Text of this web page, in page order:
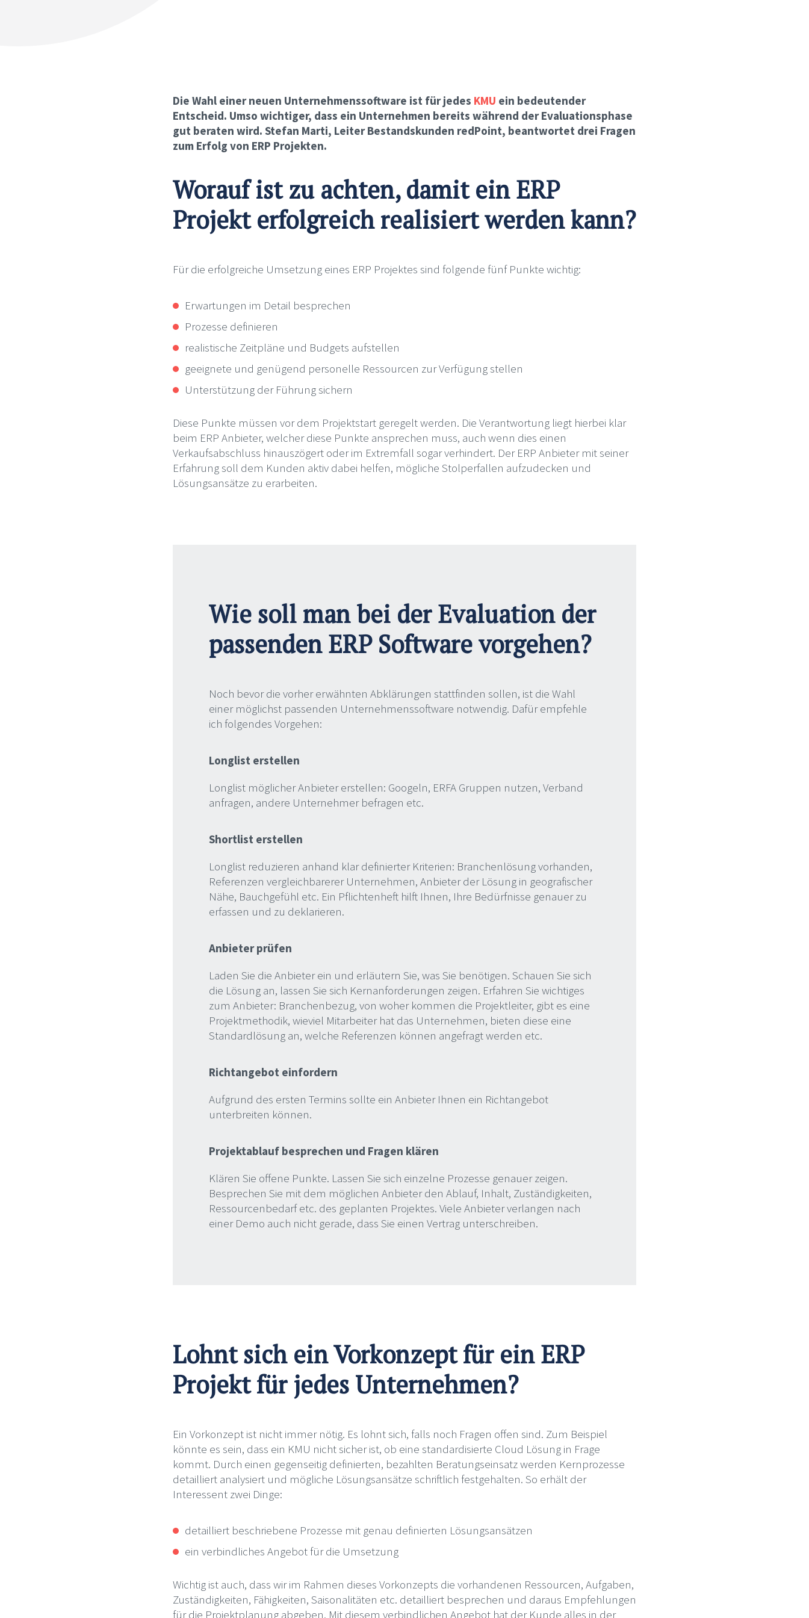
Die Wahl einer neuen Unternehmenssoftware ist für jedes KMU ein bedeutender
Entscheid. Umso wichtiger, dass ein Unternehmen bereits während der Evaluationsphase
gut beraten wird. Stefan Marti, Leiter Bestandskunden redPoint, beantwortet drei Fragen
zum Erfolg von ERP Projekten.
Worauf ist zu achten, damit ein ERP
Projekt erfolgreich realisiert werden kann?
Für die erfolgreiche Umsetzung eines ERP Projektes sind folgende fünf Punkte wichtig:
Erwartungen im Detail besprechen
Prozesse definieren
realistische Zeitpläne und Budgets aufstellen
geeignete und genügend personelle Ressourcen zur Verfügung stellen
Unterstützung der Führung sichern
Diese Punkte müssen vor dem Projektstart geregelt werden. Die Verantwortung liegt hierbei klar
beim ERP Anbieter, welcher diese Punkte ansprechen muss, auch wenn dies einen
Verkaufsabschluss hinauszögert oder im Extremfall sogar verhindert. Der ERP Anbieter mit seiner
Erfahrung soll dem Kunden aktiv dabei helfen, mögliche Stolperfallen aufzudecken und
Lösungsansätze zu erarbeiten.
Wie soll man bei der Evaluation der
passenden ERP Software vorgehen?
Noch bevor die vorher erwähnten Abklärungen stattfinden sollen, ist die Wahl
einer möglichst passenden Unternehmenssoftware notwendig. Dafür empfehle
ich folgendes Vorgehen:
Longlist erstellen
Longlist möglicher Anbieter erstellen: Googeln, ERFA Gruppen nutzen, Verband
anfragen, andere Unternehmer befragen etc.
Shortlist erstellen
Longlist reduzieren anhand klar definierter Kriterien: Branchenlösung vorhanden,
Referenzen vergleichbarerer Unternehmen, Anbieter der Lösung in geografischer
Nähe, Bauchgefühl etc. Ein Pflichtenheft hilft Ihnen, Ihre Bedürfnisse genauer zu
erfassen und zu deklarieren.
Anbieter prüfen
Laden Sie die Anbieter ein und erläutern Sie, was Sie benötigen. Schauen Sie sich
die Lösung an, lassen Sie sich Kernanforderungen zeigen. Erfahren Sie wichtiges
zum Anbieter: Branchenbezug, von woher kommen die Projektleiter, gibt es eine
Projektmethodik, wieviel Mitarbeiter hat das Unternehmen, bieten diese eine
Standardlösung an, welche Referenzen können angefragt werden etc.
Richtangebot einfordern
Aufgrund des ersten Termins sollte ein Anbieter Ihnen ein Richtangebot
unterbreiten können.
Projektablauf besprechen und Fragen klären
Klären Sie offene Punkte. Lassen Sie sich einzelne Prozesse genauer zeigen.
Besprechen Sie mit dem möglichen Anbieter den Ablauf, Inhalt, Zuständigkeiten,
Ressourcenbedarf etc. des geplanten Projektes. Viele Anbieter verlangen nach
einer Demo auch nicht gerade, dass Sie einen Vertrag unterschreiben.
Lohnt sich ein Vorkonzept für ein ERP
Projekt für jedes Unternehmen?
Ein Vorkonzept ist nicht immer nötig. Es lohnt sich, falls noch Fragen offen sind. Zum Beispiel
könnte es sein, dass ein KMU nicht sicher ist, ob eine standardisierte Cloud Lösung in Frage
kommt. Durch einen gegenseitig definierten, bezahlten Beratungseinsatz werden Kernprozesse
detailliert analysiert und mögliche Lösungsansätze schriftlich festgehalten. So erhält der
Interessent zwei Dinge:
detailliert beschriebene Prozesse mit genau definierten Lösungsansätzen
ein verbindliches Angebot für die Umsetzung
Wichtig ist auch, dass wir im Rahmen dieses Vorkonzepts die vorhandenen Ressourcen, Aufgaben,
Zuständigkeiten, Fähigkeiten, Saisonalitäten etc. detailliert besprechen und daraus Empfehlungen
für die Projektplanung abgeben. Mit diesem verbindlichen Angebot hat der Kunde alles in der